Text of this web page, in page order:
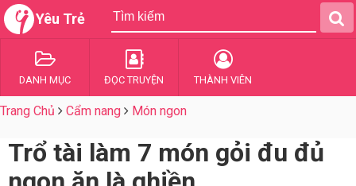
Yêu Trẻ
DANH MỤC ĐỌC TRUYỆN THÀNH VIÊN
Trang Chủ Cẩm nang Món ngon
Trổ tài làm 7 món gỏi đu đủ